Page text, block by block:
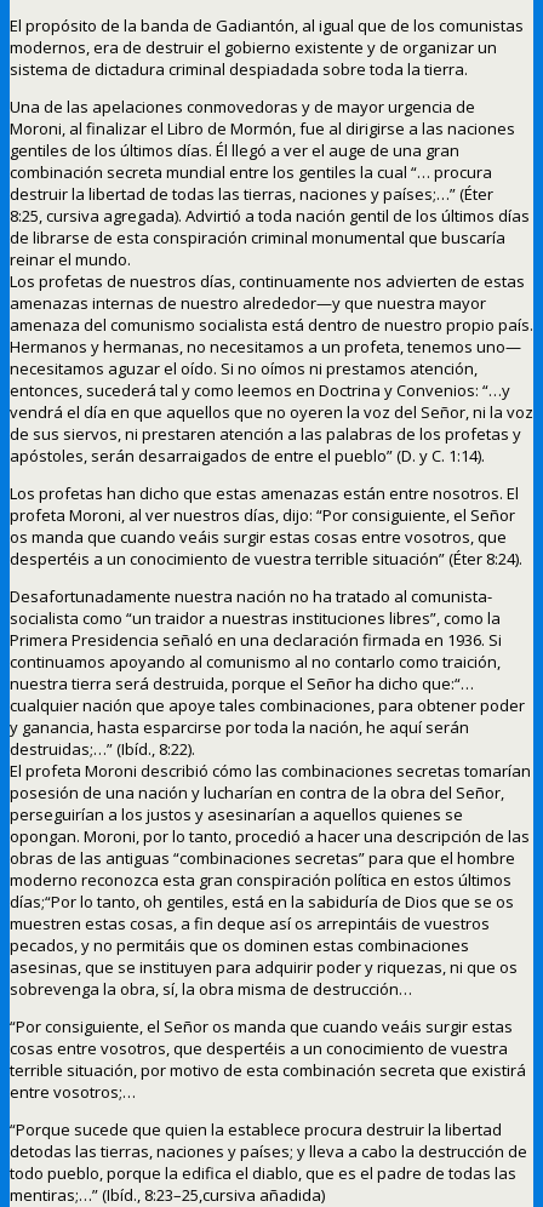
El propósito de la banda de Gadiantón, al igual que de los comunistas
modernos, era de destruir el gobierno existente y de organizar un
sistema de dictadura criminal despiadada sobre toda la tierra.
Una de las apelaciones conmovedoras y de mayor urgencia de
Moroni, al finalizar el Libro de Mormón, fue al dirigirse a las naciones
gentiles de los últimos días. Él llegó a ver el auge de una gran
combinación secreta mundial entre los gentiles la cual “… procura
destruir la libertad de todas las tierras, naciones y países;…” (Éter
8:25, cursiva agregada). Advirtió a toda nación gentil de los últimos días
de librarse de esta conspiración criminal monumental que buscaría
reinar el mundo.
Los profetas de nuestros días, continuamente nos advierten de estas
amenazas internas de nuestro alrededor—y que nuestra mayor
amenaza del comunismo socialista está dentro de nuestro propio país.
Hermanos y hermanas, no necesitamos a un profeta, tenemos uno—
necesitamos aguzar el oído. Si no oímos ni prestamos atención,
entonces, sucederá tal y como leemos en Doctrina y Convenios: “…y
vendrá el día en que aquellos que no oyeren la voz del Señor, ni la voz
de sus siervos, ni prestaren atención a las palabras de los profetas y
apóstoles, serán desarraigados de entre el pueblo” (D. y C. 1:14).
Los profetas han dicho que estas amenazas están entre nosotros. El
profeta Moroni, al ver nuestros días, dijo: “Por consiguiente, el Señor
os manda que cuando veáis surgir estas cosas entre vosotros, que
despertéis a un conocimiento de vuestra terrible situación” (Éter 8:24).
Desafortunadamente nuestra nación no ha tratado al comunista-
socialista como “un traidor a nuestras instituciones libres”, como la
Primera Presidencia señaló en una declaración firmada en 1936. Si
continuamos apoyando al comunismo al no contarlo como traición,
nuestra tierra será destruida, porque el Señor ha dicho que:“…
cualquier nación que apoye tales combinaciones, para obtener poder
y ganancia, hasta esparcirse por toda la nación, he aquí serán
destruidas;…” (Ibíd., 8:22).
El profeta Moroni describió cómo las combinaciones secretas tomarían
posesión de una nación y lucharían en contra de la obra del Señor,
perseguirían a los justos y asesinarían a aquellos quienes se
opongan. Moroni, por lo tanto, procedió a hacer una descripción de las
obras de las antiguas “combinaciones secretas” para que el hombre
moderno reconozca esta gran conspiración política en estos últimos
días;“Por lo tanto, oh gentiles, está en la sabiduría de Dios que se os
muestren estas cosas, a fin deque así os arrepintáis de vuestros
pecados, y no permitáis que os dominen estas combinaciones
asesinas, que se instituyen para adquirir poder y riquezas, ni que os
sobrevenga la obra, sí, la obra misma de destrucción…
“Por consiguiente, el Señor os manda que cuando veáis surgir estas
cosas entre vosotros, que despertéis a un conocimiento de vuestra
terrible situación, por motivo de esta combinación secreta que existirá
entre vosotros;…
“Porque sucede que quien la establece procura destruir la libertad
detodas las tierras, naciones y países; y lleva a cabo la destrucción de
todo pueblo, porque la edifica el diablo, que es el padre de todas las
mentiras;…” (Ibíd., 8:23–25,cursiva añadida)